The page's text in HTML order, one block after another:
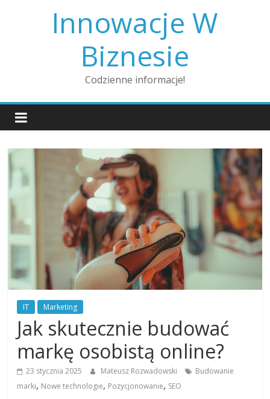
Innowacje W
Biznesie
Codzienne informacje!
IT Marketing
Jak skutecznie budować
markę osobistą online?
23 stycznia 2025 Mateusz Rozwadowski
Budowanie
marki, Nowe technologie, Pozycjonowanie, SEO